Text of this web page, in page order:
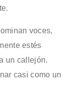
voces,
estés
un callejón.
casi como un